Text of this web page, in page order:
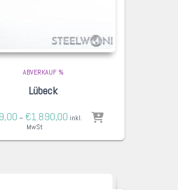
ABVERKAUF %
Lübeck
– €1.890,00 inkl.
MwSt